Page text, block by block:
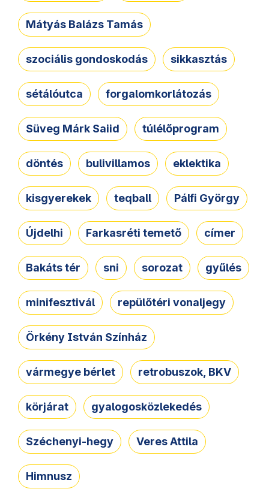
Mátyás Balázs Tamás
szociális gondoskodás sikkasztás
sétálóutca forgalomkorlátozás
Süveg Márk Saiid túlélőprogram
döntés bulivillamos eklektika
kisgyerekek teqball Pálfi György
Újdelhi Farkasréti temető címer
Bakáts tér sni sorozat gyűlés
minifesztivál repülőtéri vonaljegy
Örkény István Színház
vármegye bérlet retrobuszok, BKV
körjárat gyalogosközlekedés
Széchenyi-hegy Veres Attila
Himnusz